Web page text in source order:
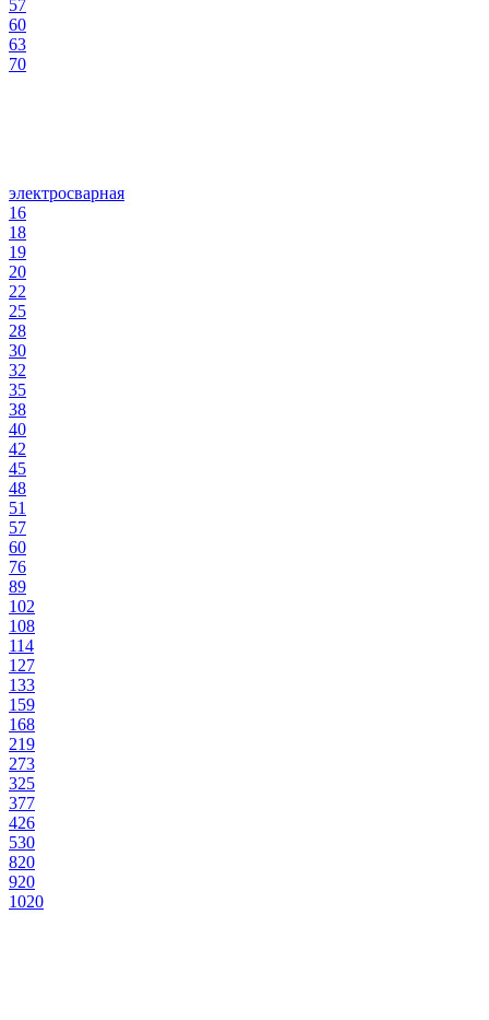
57
60
63
70
электросварная
16
18
19
20
22
25
28
30
32
35
38
40
42
45
48
51
57
60
76
89
102
108
114
127
133
159
168
219
273
325
377
426
530
820
920
1020